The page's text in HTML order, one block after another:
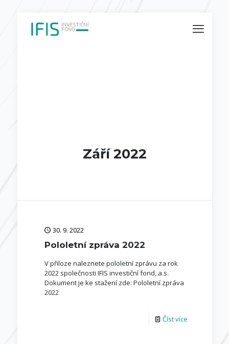
Září 2022
30. 9. 2022
Pololetní zpráva 2022
V přiloze naleznete pololetní zprávu za rok
2022 společnosti IFIS investiční fond, a.s.
Dokument je ke stažení zde: Pololetní zpráva
2022
Číst více